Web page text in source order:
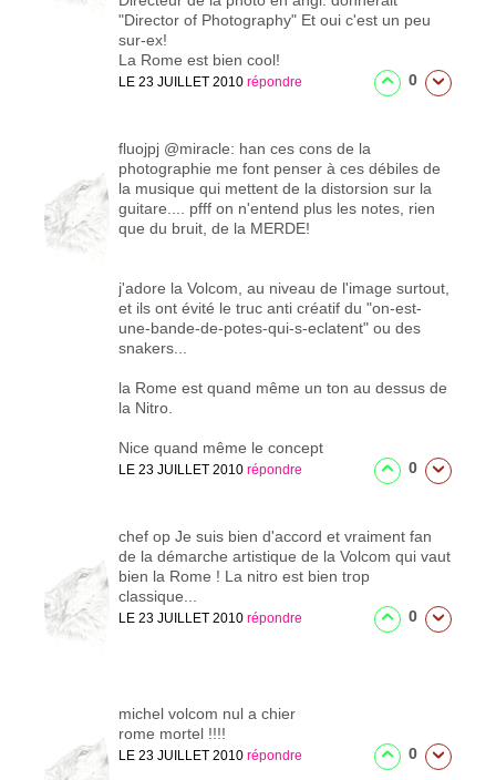
"Director of Photography" Et oui c'est un peu
sur-ex!
La Rome est bien cool!
LE 23 JUILLET 2010 répondre 0
fluojpj @miracle: han ces cons de la
photographie me font penser à ces débiles de
la musique qui mettent de la distorsion sur la
guitare.... pfff on n'entend plus les notes, rien
que du bruit, de la MERDE!
j'adore la Volcom, au niveau de l'image surtout,
et ils ont évité le truc anti créatif du "on-est-
une-bande-de-potes-qui-s-eclatent" ou des
snakers...
la Rome est quand même un ton au dessus de
la Nitro.
Nice quand même le concept
LE 23 JUILLET 2010 répondre 0
chef op Je suis bien d'accord et vraiment fan
de la démarche artistique de la Volcom qui vaut
bien la Rome ! La nitro est bien trop
classique...
LE 23 JUILLET 2010 répondre 0
michel volcom nul a chier
rome mortel !!!!
LE 23 JUILLET 2010 répondre 0